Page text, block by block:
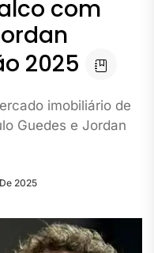
com
2025
imobiliário de
Guedes e Jordan
2025